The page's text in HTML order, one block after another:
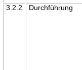
3.2.2 Durchführung